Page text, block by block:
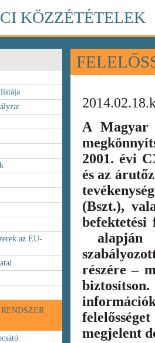
KÖZZÉTÉTELEK
az EU-
A Magyar
2001. évi
és az
(Bszt.),
alapján
részére –
megjelent